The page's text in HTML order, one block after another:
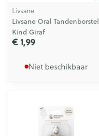
Livsane
Livsane Oral Tandenborstel
Kind Giraf
€ 1,99
Niet beschikbaar